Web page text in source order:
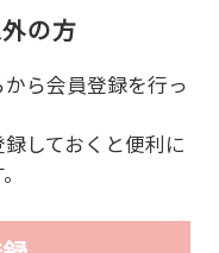
の方
ら会員登録を行っ
しておくと便利に